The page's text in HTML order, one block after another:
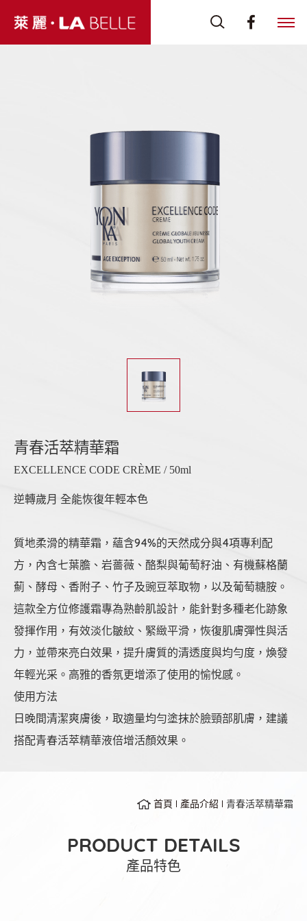
青春活萃精華霜
EXCELLENCE CODE CRÈME / 50ml
逆轉歲月 全能恢復年輕本色
質地柔滑的精華霜，蘊含94%的天然成分與4項專利配
方，內含七葉膽、岩薔薇、酪梨與葡萄籽油、有機蘇格蘭
薊、酵母、香附子、竹子及豌豆萃取物，以及葡萄糖胺。
這款全方位修護霜專為熟齡肌設計，能針對多種老化跡象
發揮作用，有效淡化皺紋、緊緻平滑，恢復肌膚彈性與活
力，並帶來亮白效果，提升膚質的清透度與均勻度，煥發
年輕光采。高雅的香氛更增添了使用的愉悅感。
使用方法
日晚間清潔爽膚後，取適量均勻塗抹於臉頸部肌膚，建議
搭配青春活萃精華液倍增活顏效果。
首頁 產品介紹 青春活萃精華霜
PRODUCT DETAILS
產品特色